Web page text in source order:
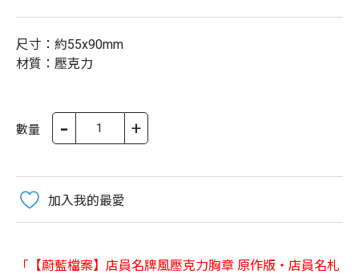
尺寸：約55x90mm
材質：壓克力
數量 - +
加入我的最愛
「【蔚藍檔案】店員名牌風壓克力胸章 原作版・店員名札